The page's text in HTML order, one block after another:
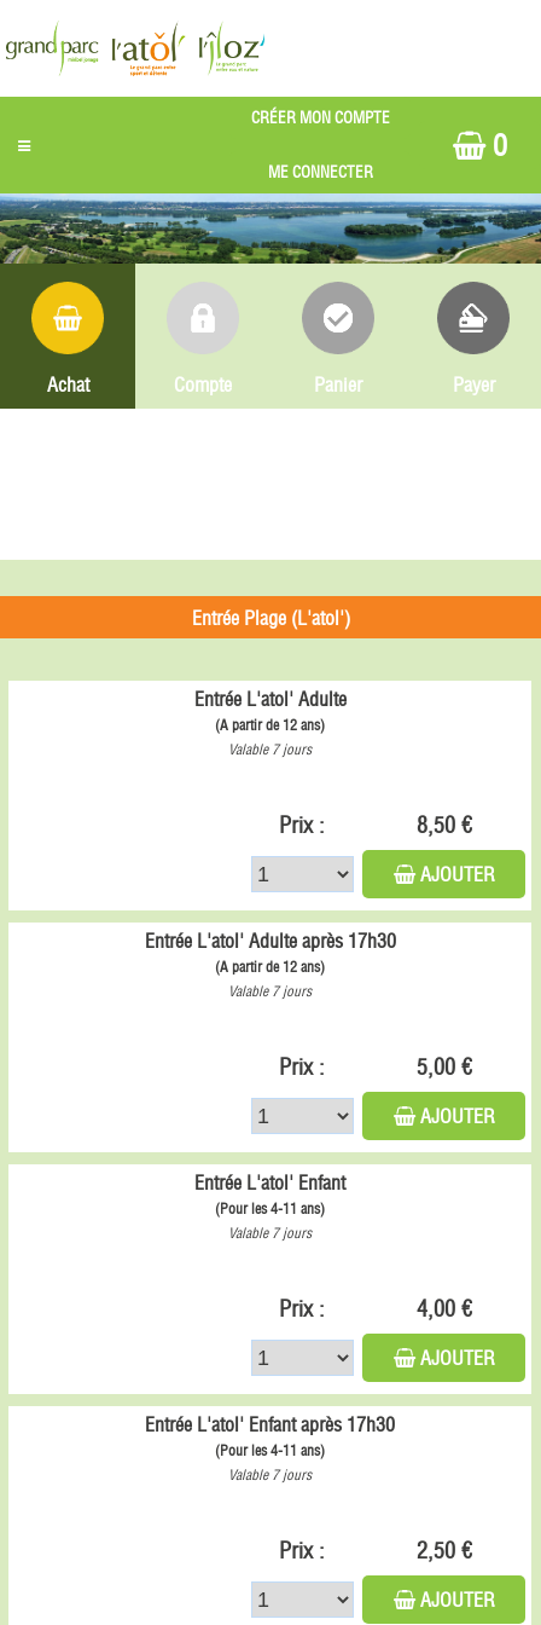
0
Achat Compte Panier Payer
Entrée Plage (L'atol')
Entrée L'atol' Adulte
(A partir de 12 ans)
Valable 7 jours
Prix : 8,50 €
AJOUTER
Entrée L'atol' Adulte après 17h30
(A partir de 12 ans)
Valable 7 jours
Prix : 5,00 €
AJOUTER
Entrée L'atol' Enfant
(Pour les 4-11 ans)
Valable 7 jours
Prix : 4,00 €
AJOUTER
Entrée L'atol' Enfant après 17h30
(Pour les 4-11 ans)
Valable 7 jours
Prix : 2,50 €
AJOUTER